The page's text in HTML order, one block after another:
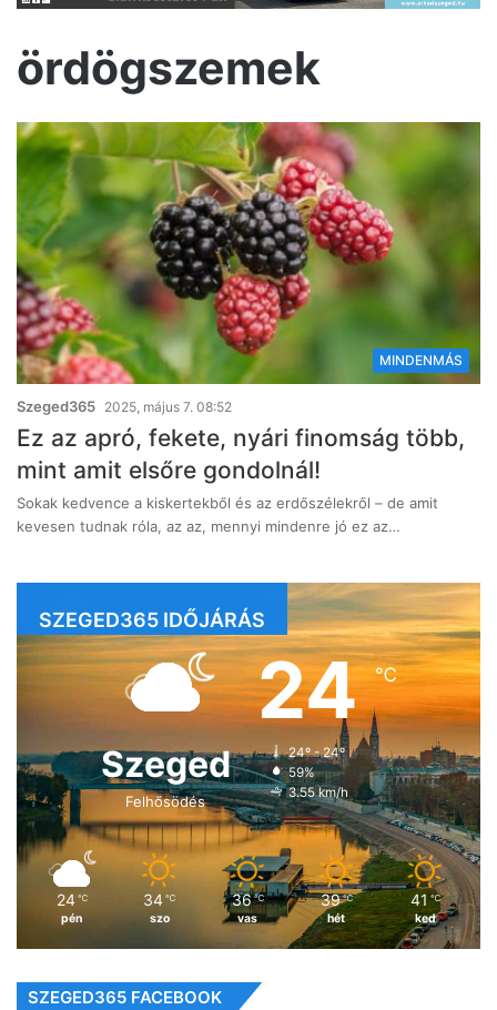
ördögszemek
MINDENMÁS
Szeged365 2025, május 7. 08:52
Ez az apró, fekete, nyári finomság több,
mint amit elsőre gondolnál!
Sokak kedvence a kiskertekből és az erdőszélekről – de amit
kevesen tudnak róla, az az, mennyi mindenre jó ez az…
SZEGED365 IDŐJÁRÁS
Szeged
Felhősödés
24℃
24º - 24º
59%
3.55 km/h
24 ℃
pén
34 ℃
szo
36 ℃
vas
39 ℃
hét
41 ℃
ked
SZEGED365 FACEBOOK